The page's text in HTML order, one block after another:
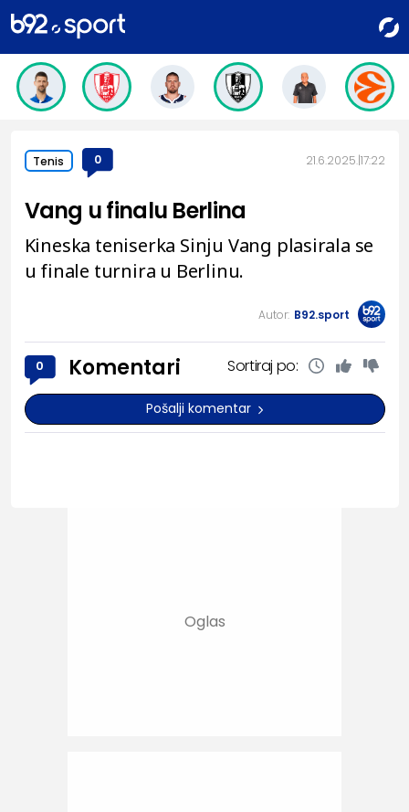
Tenis 0 21.6.2025. 17:22
Vang u finalu Berlina
Kineska teniserka Sinju Vang plasirala se
u finale turnira u Berlinu.
Autor: B92.sport
0 Komentari Sortiraj po:
Pošalji komentar